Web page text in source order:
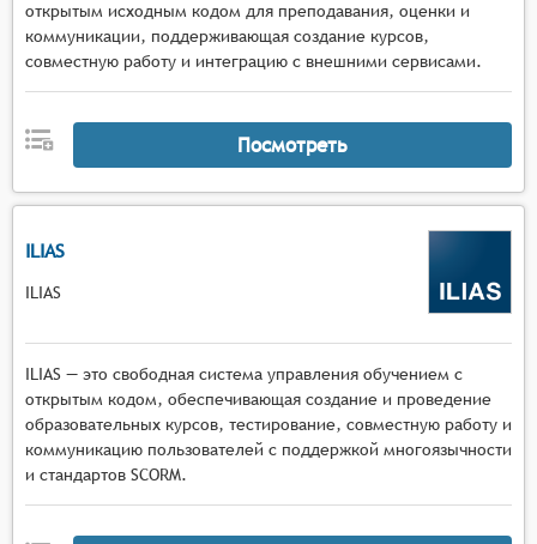
открытым исходным кодом для преподавания, оценки и
коммуникации, поддерживающая создание курсов,
совместную работу и интеграцию с внешними сервисами.
Посмотреть
ILIAS
ILIAS
ILIAS — это свободная система управления обучением с
открытым кодом, обеспечивающая создание и проведение
образовательных курсов, тестирование, совместную работу и
коммуникацию пользователей с поддержкой многоязычности
и стандартов SCORM.